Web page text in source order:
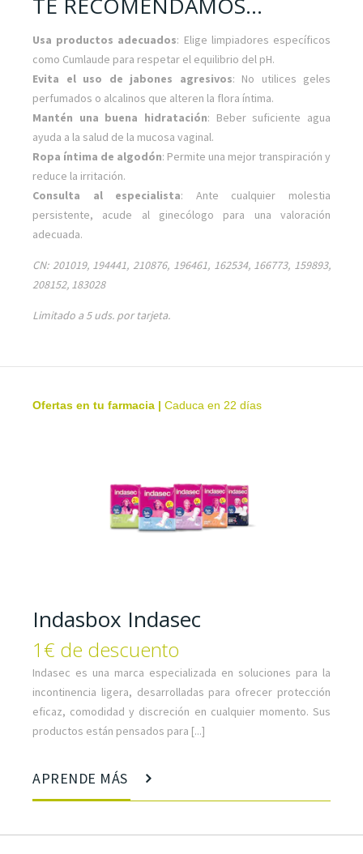
Usa productos adecuados: Elige limpiadores específicos
como Cumlaude para respetar el equilibrio del pH.
Evita el uso de jabones agresivos: No utilices geles
perfumados o alcalinos que alteren la flora íntima.
Mantén una buena hidratación: Beber suficiente agua
ayuda a la salud de la mucosa vaginal.
Ropa íntima de algodón: Permite una mejor transpiración y
reduce la irritación.
Consulta al especialista: Ante cualquier molestia
persistente, acude al ginecólogo para una valoración
adecuada.
CN: 201019, 194441, 210876, 196461, 162534, 166773, 159893,
208152, 183028
Limitado a 5 uds. por tarjeta.
Ofertas en tu farmacia | Caduca en 22 días
Indasbox Indasec
1€ de descuento
Indasec es una marca especializada en soluciones para la
incontinencia ligera, desarrolladas para ofrecer protección
eficaz, comodidad y discreción en cualquier momento. Sus
productos están pensados para [...]
APRENDE MÁS